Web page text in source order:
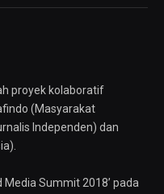
proyek kolaboratif
(Masyarakat
Independen) dan
Media Summit 2018’ pada